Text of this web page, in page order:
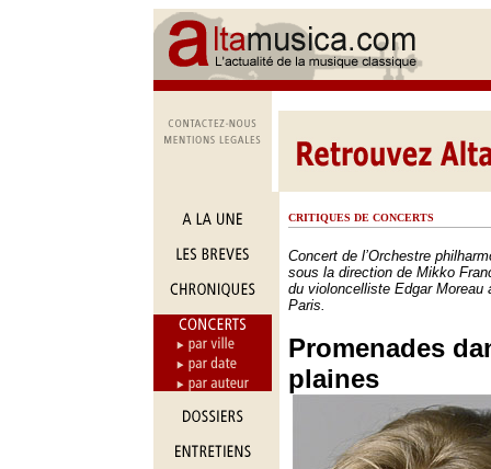
CRITIQUES DE CONCERTS
Concert de l’Orchestre
sous la direction de Mikko
du violoncelliste Edgar Moreau
Paris.
Promenades
plaines